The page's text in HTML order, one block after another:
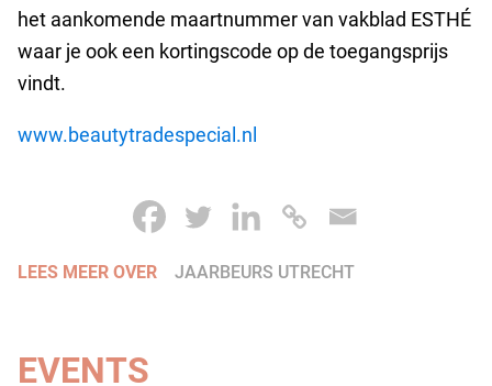
het aankomende maartnummer van vakblad ESTHÉ
waar je ook een kortingscode op de toegangsprijs
vindt.
www.beautytradespecial.nl
LEES MEER OVER JAARBEURS UTRECHT
EVENTS